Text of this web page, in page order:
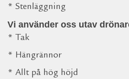
* Stenläggning
Vi använder oss utav
* Tak
* Hängrännor
* Allt på hög höjd